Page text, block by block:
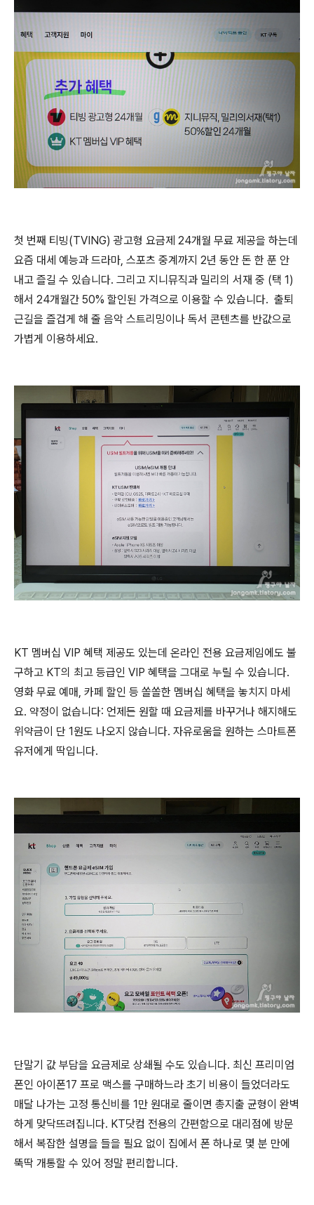
첫 번째 티빙(TVING) 광고형 요금제 24개월 무료 제공을 하는데
요즘 대세 예능과 드라마, 스포츠 중계까지 2년 동안 돈 한 푼 안
내고 즐길 수 있습니다. 그리고 지니뮤직과 밀리의 서재 중 (택 1)
해서 24개월간 50% 할인된 가격으로 이용할 수 있습니다. 출퇴
근길을 즐겁게 해 줄 음악 스트리밍이나 독서 콘텐츠를 반값으로
가볍게 이용하세요.
KT 멤버십 VIP 혜택 제공도 있는데 온라인 전용 요금제임에도 불
구하고 KT의 최고 등급인 VIP 혜택을 그대로 누릴 수 있습니다.
영화 무료 예매, 카페 할인 등 쏠쏠한 멤버십 혜택을 놓치지 마세
요. 약정이 없습니다: 언제든 원할 때 요금제를 바꾸거나 해지해도
위약금이 단 1원도 나오지 않습니다. 자유로움을 원하는 스마트폰
유저에게 딱입니다.
단말기 값 부담을 요금제로 상쇄될 수도 있습니다. 최신 프리미엄
폰인 아이폰17 프로 맥스를 구매하느라 초기 비용이 들었더라도
매달 나가는 고정 통신비를 1만 원대로 줄이면 총지출 균형이 완벽
하게 맞닥뜨려집니다. KT닷컴 전용의 간편함으로 대리점에 방문
해서 복잡한 설명을 들을 필요 없이 집에서 폰 하나로 몇 분 만에
뚝딱 개통할 수 있어 정말 편리합니다.